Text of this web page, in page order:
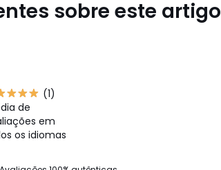
sobre este artigo
(1)
de
em
os idiomas